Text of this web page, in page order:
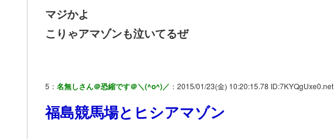
マジかよ
こりゃアマゾンも泣いてるぜ
5： 名無しさん＠恐縮です＠＼(^o^)／ ：2015/01/23(金) 10:20:15.78 ID:7KYQgUxe0.net
福島競馬場とヒシアマゾン